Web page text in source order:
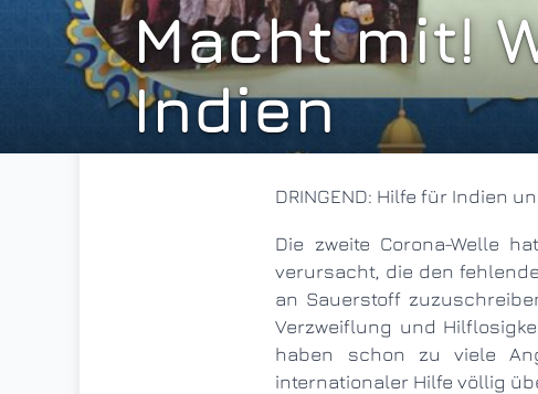
Macht mit!
Indien
DRINGEND: Hilfe für
Die zweite Corona-Welle hat in Indien seit der letzten Aprilwoche eine Rekordzahl an Todesfällen
verursacht, die den
an Sauerstoff
Verzweiflung und
haben schon zu viele
internationaler Hilfe völlig